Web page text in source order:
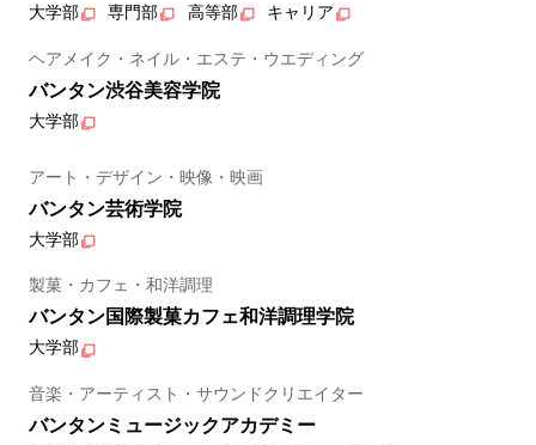
大学部 専門部 高等部 キャリア
ヘアメイク・ネイル・エステ・ウエディング
バンタン渋谷美容学院
大学部
アート・デザイン・映像・映画
バンタン芸術学院
大学部
製菓・カフェ・和洋調理
バンタン国際製菓カフェ和洋調理学院
大学部
音楽・アーティスト・サウンドクリエイター
バンタンミュージックアカデミー